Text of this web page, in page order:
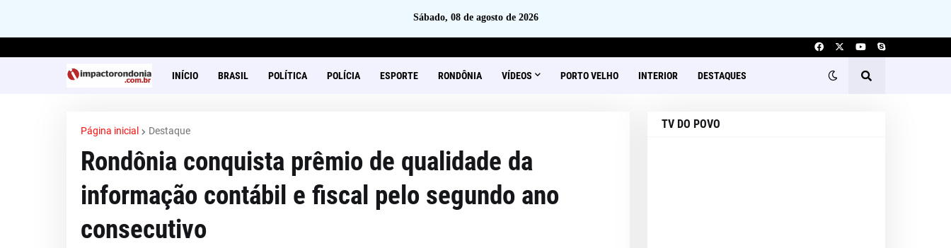
Sábado, 08 de agosto de 2026
INÍCIO BRASIL POLÍTICA POLÍCIA ESPORTE RONDÔNIA VÍDEOS PORTO VELHO INTERIOR DESTAQUES
Página inicial Destaque
Rondônia conquista prêmio de qualidade da
informação contábil e fiscal pelo segundo ano
consecutivo
TV DO POVO